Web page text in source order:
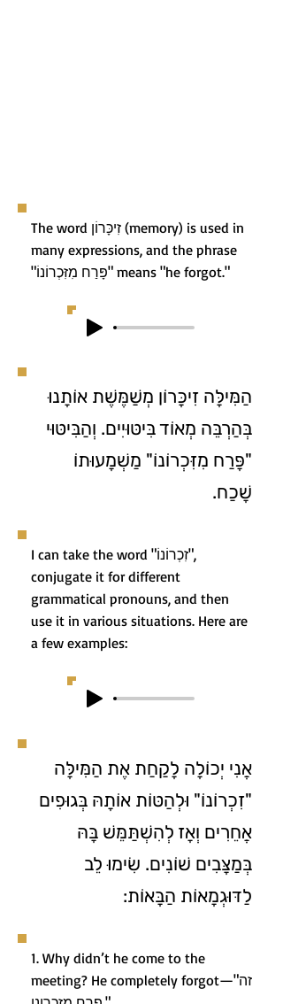
The word זִיכָּרוֹן (memory) is used in
many expressions, and the phrase
"פָּרַח מִזִּכְרוֹנוֹ" means "he forgot."
הַמִּילָּה זִיכָּרוֹן מְשַׁמֶּשֶׁת אוֹתָנוּ
בְּהַרְבֵּה מְאוֹד בִּיטּוּיִים. וְהַבִּיטּוּי
"פָּרַח מִזִּכְרוֹנוֹ" מַשְׁמָעוּתוֹ
שָׁכַח.
I can take the word "זִכְרוֹנוֹ",
conjugate it for different
grammatical pronouns, and then
use it in various situations. Here are
a few examples:
אֲנִי יְכוֹלָה לָקַחַת אֶת הַמִּילָּה
"זִכְרוֹנוֹ" וּלְהַטּוֹת אוֹתָהּ בְּגוּפִים
אֲחֵרִים וְאָז לְהִשְׁתַּמֵּשׁ בָּהּ
בְּמַצָּבִים שׁוֹנִים. שִׂימוּ לֵב
לַדּוּגְמָאוֹת הַבָּאוֹת:
1. Why didn’t he come to the
meeting? He completely forgot—"זה